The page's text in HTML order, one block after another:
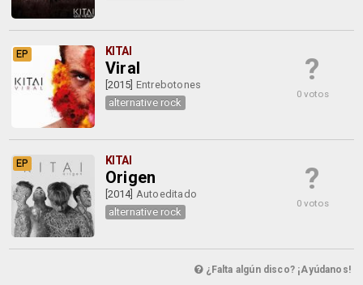
EP KITAI
Viral
[2015] Entrebotones
alternative rock
?
0 votos
EP KITAI
Origen
[2014] Autoeditado
alternative rock
?
0 votos
¿Falta algún disco? ¡Ayúdanos!